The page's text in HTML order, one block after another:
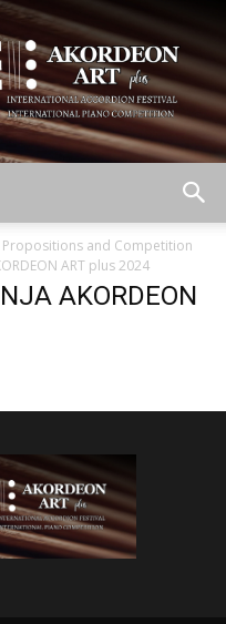
and Competition
ART plus 2024
AKORDEON